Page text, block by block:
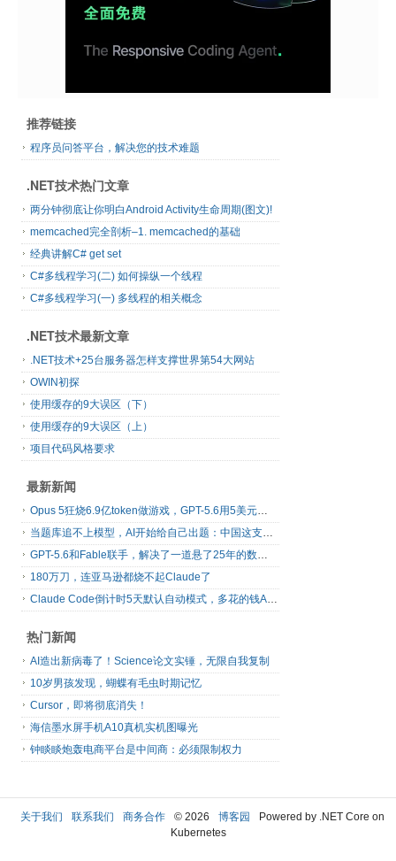
推荐链接
程序员问答平台，解决您的技术难题
.NET技术热门文章
两分钟彻底让你明白Android Activity生命周期(图文)!
memcached完全剖析–1. memcached的基础
经典讲解C# get set
C#多线程学习(二) 如何操纵一个线程
C#多线程学习(一) 多线程的相关概念
.NET技术最新文章
.NET技术+25台服务器怎样支撑世界第54大网站
OWIN初探
使用缓存的9大误区（下）
使用缓存的9大误区（上）
项目代码风格要求
最新新闻
Opus 5狂烧6.9亿token做游戏，GPT-5.6用5美元复刻了
当题库追不上模型，AI开始给自己出题：中国这支团队跑通了数据层RSI
GPT-5.6和Fable联手，解决了一道悬了25年的数学难题
180万刀，连亚马逊都烧不起Claude了
Claude Code倒计时5天默认自动模式，多花的钱A社自己掏
热门新闻
AI造出新病毒了！Science论文实锤，无限自我复制
10岁男孩发现，蝴蝶有毛虫时期记忆
Cursor，即将彻底消失！
海信墨水屏手机A10真机实机图曝光
钟睒睒炮轰电商平台是中间商：必须限制权力
关于我们 联系我们 商务合作 © 2026 博客园
Powered by .NET Core on
Kubernetes